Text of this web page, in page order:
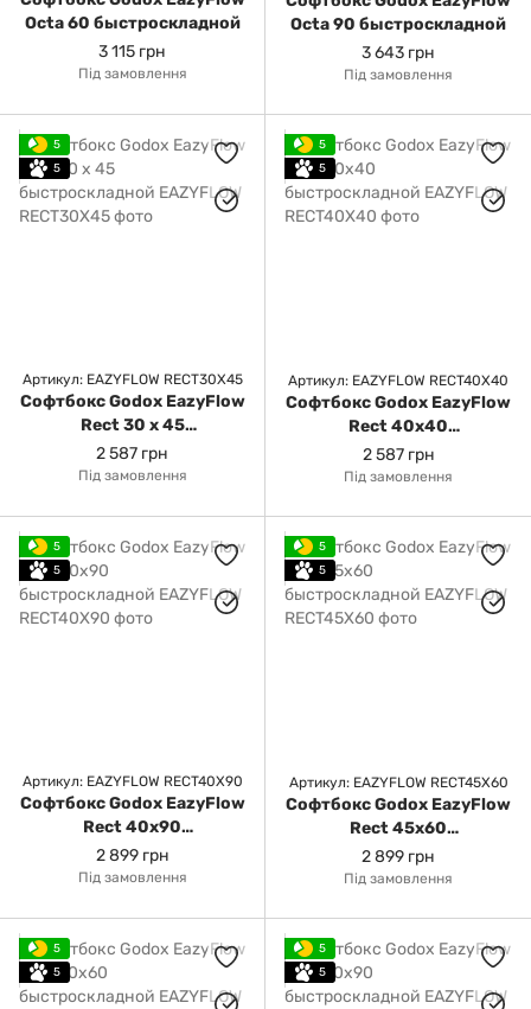
Octa 60 быстроскладной
3 115 грн
Під замовлення
Octa 90 быстроскладной
3 643 грн
Під замовлення
5
5
Артикул: EAZYFLOW RECT30X45
Софтбокс Godox EazyFlow
Rect 30 x 45
быстроскладной
2 587 грн
Під замовлення
5
5
Артикул: EAZYFLOW RECT40X40
Софтбокс Godox EazyFlow
Rect 40x40
быстроскладной
2 587 грн
Під замовлення
5
5
Артикул: EAZYFLOW RECT40X90
Софтбокс Godox EazyFlow
Rect 40x90
быстроскладной
2 899 грн
Під замовлення
5
5
Артикул: EAZYFLOW RECT45X60
Софтбокс Godox EazyFlow
Rect 45x60
быстроскладной
2 899 грн
Під замовлення
5
5
5
5